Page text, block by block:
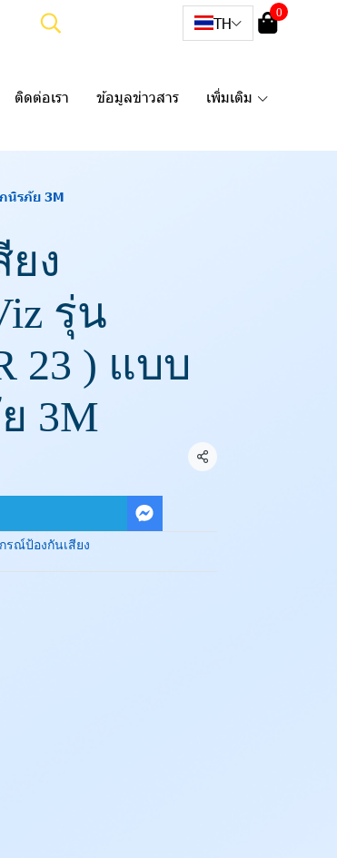
TH
0
ติดต่อเรา ข้อมูลข่าวสาร เพิ่มเติม
นิรภัย 3M
ง
รุ่น
23 ) แบบ
3M
แชร์
รณ์ป้องกันเสียง